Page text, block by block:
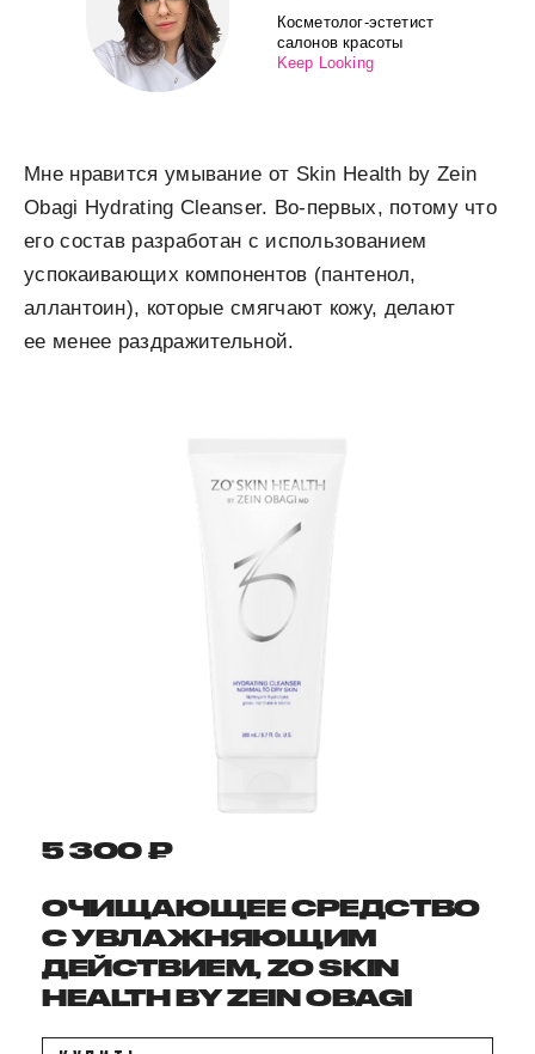
Косметолог-эстетист
салонов красоты
Keep Looking
Мне нравится умывание от Skin Health by Zein
Obagi Hydrating Cleanser. Во-первых, потому что
его состав разработан с использованием
успокаивающих компонентов (пантенол,
аллантоин), которые смягчают кожу, делают
ее менее раздражительной.
5 300 ₽
ОЧИЩАЮЩЕЕ СРЕДСТВО
С УВЛАЖНЯЮЩИМ
ДЕЙСТВИЕМ, ZO SKIN
HEALTH BY ZEIN OBAGI